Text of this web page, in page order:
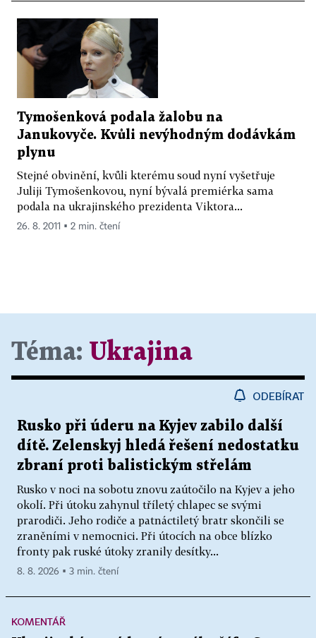
Tymošenková podala žalobu na
Janukovyče. Kvůli nevýhodným dodávkám
plynu
Stejné obvinění, kvůli kterému soud nyní vyšetřuje
Juliji Tymošenkovou, nyní bývalá premiérka sama
podala na ukrajinského prezidenta Viktora...
26. 8. 2011 ▪ 2 min. čtení
Téma: Ukrajina
ODEBÍRAT
Rusko při úderu na Kyjev zabilo další
dítě. Zelenskyj hledá řešení nedostatku
zbraní proti balistickým střelám
Rusko v noci na sobotu znovu zaútočilo na Kyjev a jeho
okolí. Při útoku zahynul tříletý chlapec se svými
prarodiči. Jeho rodiče a patnáctiletý bratr skončili se
zraněními v nemocnici. Při útocích na obce blízko
fronty pak ruské útoky zranily desítky...
8. 8. 2026 ▪ 3 min. čtení
KOMENTÁŘ